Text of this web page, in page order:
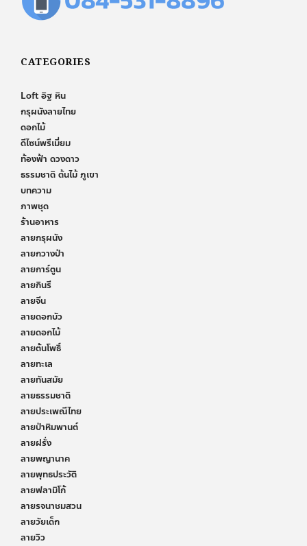
CATEGORIES
Loft อิฐ หิน
กรุผนังลายไทย
ดอกไม้
ดีไซน์พรีเมี่ยม
ท้องฟ้า ดวงดาว
ธรรมชาติ ต้นไม้ ภูเขา
บทความ
ภาพชุด
ร้านอาหาร
ลายกรุผนัง
ลายกวางป่า
ลายการ์ตูน
ลายกินรี
ลายจีน
ลายดอกบัว
ลายดอกไม้
ลายต้นโพธิ์
ลายทะเล
ลายทันสมัย
ลายธรรมชาติ
ลายประเพณีไทย
ลายป่าหิมพานต์
ลายฝรั่ง
ลายพญานาค
ลายพุทธประวัติ
ลายฟลามิโก้
ลายรจนาชมสวน
ลายวัยเด็ก
ลายวิว